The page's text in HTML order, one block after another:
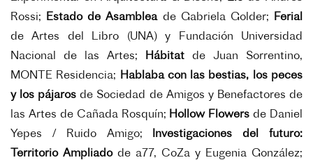
Rossi;
Estado de Asambleade Gabriela Golder;
Ferial
de Artes del Libro (UNA) y Fundación Universidad
Nacional de las Artes;
Hábitat de Juan Sorrentino,
MONTE Residencia;
Hablaba con las bestias, los peces
y los pájaros de Sociedad de Amigos y Benefactores de
las Artes de Cañada Rosquín; Hollow Flowers de Daniel
Yepes / Ruido Amigo; Investigaciones del futuro:
Territorio Ampliadode a77, CoZa y Eugenia González;